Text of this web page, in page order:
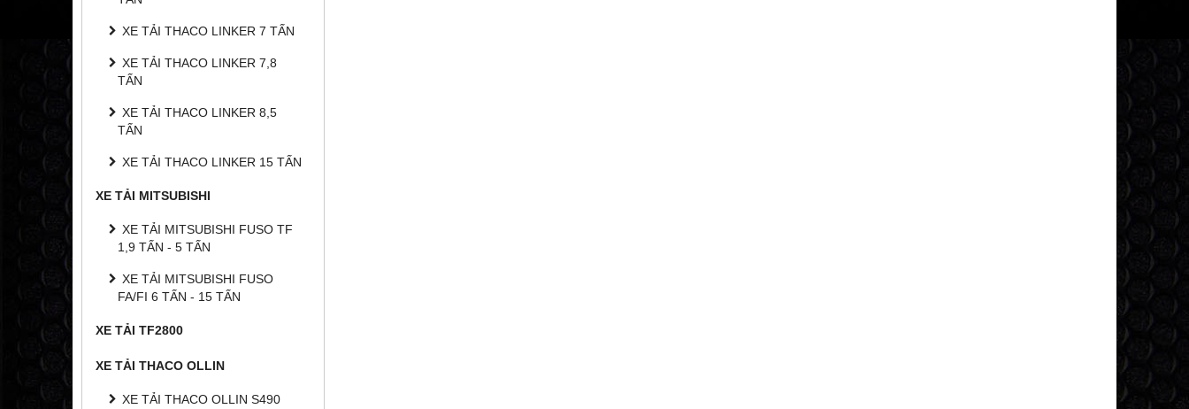
XE TẢI THACO LINKER 7 TẤN
XE TẢI THACO LINKER 7,8
TẤN
XE TẢI THACO LINKER 8,5
TẤN
XE TẢI THACO LINKER 15 TẤN
XE TẢI MITSUBISHI
XE TẢI MITSUBISHI FUSO TF
1,9 TẤN - 5 TẤN
XE TẢI MITSUBISHI FUSO
FA/FI 6 TẤN - 15 TẤN
XE TẢI TF2800
XE TẢI THACO OLLIN
XE TẢI THACO OLLIN S490